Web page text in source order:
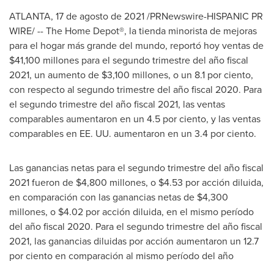
ATLANTA, 17 de agosto de 2021 /PRNewswire-HISPANIC PR
WIRE/ -- The Home Depot®, la tienda minorista de mejoras
para el hogar más grande del mundo, reportó hoy ventas de
$41,100 millones para el segundo trimestre del año fiscal
2021, un aumento de $3,100 millones, o un 8.1 por ciento,
con respecto al segundo trimestre del año fiscal 2020. Para
el segundo trimestre del año fiscal 2021, las ventas
comparables aumentaron en un 4.5 por ciento, y las ventas
comparables en EE. UU. aumentaron en un 3.4 por ciento.
Las ganancias netas para el segundo trimestre del año fiscal
2021 fueron de $4,800 millones, o $4.53 por acción diluida,
en comparación con las ganancias netas de $4,300
millones, o $4.02 por acción diluida, en el mismo período
del año fiscal 2020. Para el segundo trimestre del año fiscal
2021, las ganancias diluidas por acción aumentaron un 12.7
por ciento en comparación al mismo período del año